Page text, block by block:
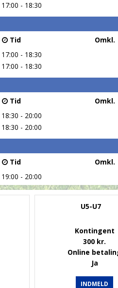
17:00 - 18:30
Tid Omkl.
17:00 - 18:30
17:00 - 18:30
Tid Omkl.
18:30 - 20:00
18:30 - 20:00
Tid Omkl.
19:00 - 20:00
U5-U7
Kontingent
300 kr.
Online
Ja
INDMELD